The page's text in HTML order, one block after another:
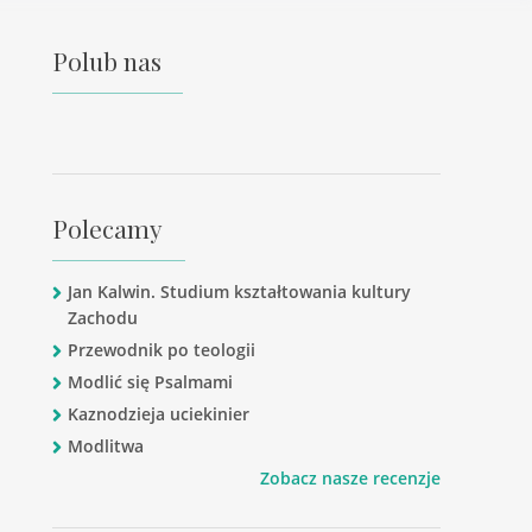
Polub nas
Polecamy
Jan Kalwin. Studium kształtowania kultury
Zachodu
Przewodnik po teologii
Modlić się Psalmami
Kaznodzieja uciekinier
Modlitwa
Zobacz nasze recenzje